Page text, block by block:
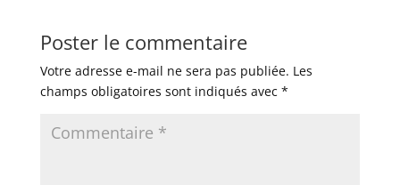
Poster le commentaire
Votre adresse e-mail ne sera pas publiée. Les
champs obligatoires sont indiqués avec *